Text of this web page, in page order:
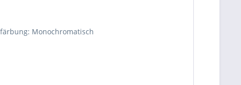
Monochromatisch